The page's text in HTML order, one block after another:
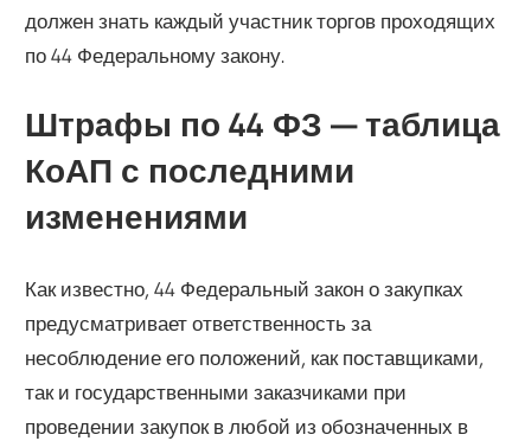
должен знать каждый участник торгов проходящих
по 44 Федеральному закону.
Штрафы по 44 ФЗ — таблица
КоАП с последними
изменениями
Как известно, 44 Федеральный закон о закупках
предусматривает ответственность за
несоблюдение его положений, как поставщиками,
так и государственными заказчиками при
проведении закупок в любой из обозначенных в